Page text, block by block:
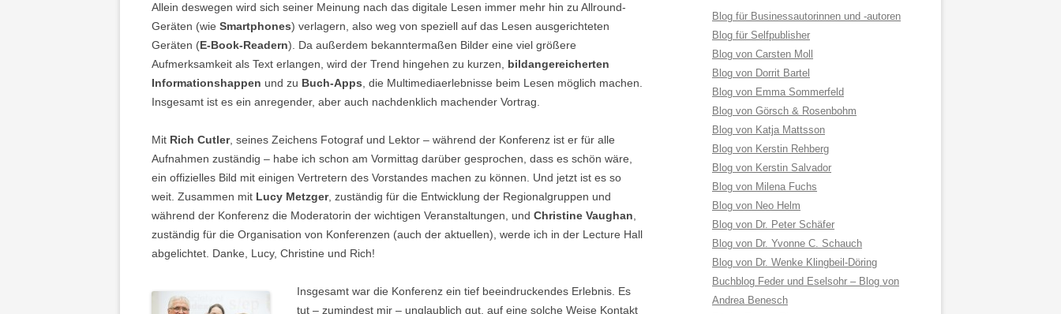
Allein deswegen wird sich seiner Meinung nach das digitale Lesen immer mehr hin zu Allround-
Geräten (wie Smartphones) verlagern, also weg von speziell auf das Lesen ausgerichteten
Geräten (E-Book-Readern). Da außerdem bekanntermaßen Bilder eine viel größere
Aufmerksamkeit als Text erlangen, wird der Trend hingehen zu kurzen, bildangereicherten
Informationshappen und zu Buch-Apps , die Multimediaerlebnisse beim Lesen möglich machen.
Insgesamt ist es ein anregender, aber auch nachdenklich machender Vortrag.
Mit Rich Cutler, seines Zeichens Fotograf und Lektor – während der Konferenz ist er für alle
Aufnahmen zuständig – habe ich schon am Vormittag darüber gesprochen, dass es schön wäre,
ein offizielles Bild mit einigen Vertretern des Vorstandes machen zu können. Und jetzt ist es so
weit. Zusammen mit Lucy Metzger, zuständig für die Entwicklung der Regionalgruppen und
während der Konferenz die Moderatorin der wichtigen Veranstaltungen, und Christine Vaughan
zuständig für die Organisation von Konferenzen (auch der aktuellen), werde ich in der Lecture Hall
abgelichtet. Danke, Lucy, Christine und Rich!
Insgesamt war die Konferenz ein tief beeindruckendes Erlebnis. Es
tut – zumindest mir – unglaublich gut, auf eine solche Weise Kontakt
Blog für Businessautorinnen und -autoren
Blog für Selfpublisher
Blog von Carsten Moll
Blog von Dorrit Bartel
Blog von Emma Sommerfeld
Blog von Görsch & Rosenbohm
Blog von Katja Mattsson
Blog von Kerstin Rehberg
Blog von Kerstin Salvador
Blog von Milena Fuchs
Blog von Neo Helm
Blog von Dr. Peter Schäfer
Blog von Dr. Yvonne C. Schauch
Blog von Dr. Wenke Klingbeil-Döring
Buchblog Feder und Eselsohr – Blog von
Andrea Benesch